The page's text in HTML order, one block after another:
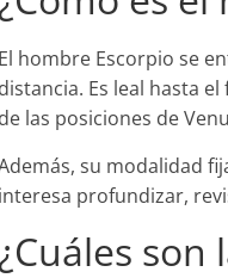
El hombre Escorpio se
distancia. Es leal hasta
de las posiciones de
su modalidad
interesa profundizar,
¿Cuáles